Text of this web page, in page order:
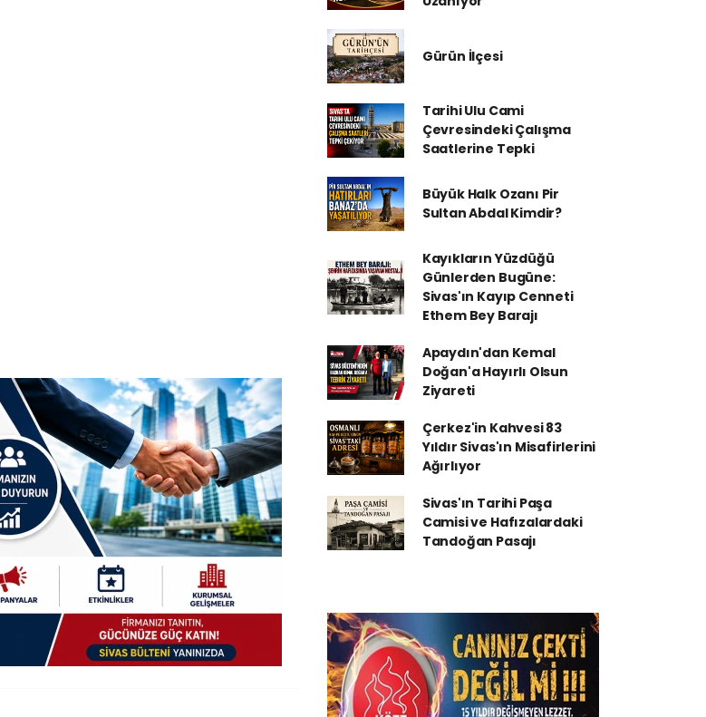
Gürün İlçesi
Tarihi Ulu Cami
Çevresindeki Çalışma
Saatlerine Tepki
Büyük Halk Ozanı Pir
Sultan Abdal Kimdir?
Kayıkların Yüzdüğü
Günlerden Bugüne:
Sivas'ın Kayıp Cenneti
Ethem Bey Barajı
Apaydın'dan Kemal
Doğan'a Hayırlı Olsun
Ziyareti
Çerkez'in Kahvesi 83
Yıldır Sivas'ın Misafirlerini
Ağırlıyor
Sivas'ın Tarihi Paşa
Camisi ve Hafızalardaki
Tandoğan Pasajı